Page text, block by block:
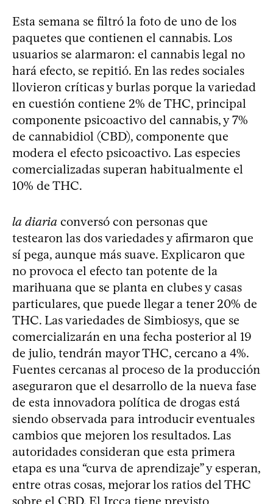
Esta semana se filtró la foto de uno de los
paquetes que contienen el cannabis. Los
usuarios se alarmaron: el cannabis legal no
hará efecto, se repitió. En las redes sociales
llovieron críticas y burlas porque la variedad
en cuestión contiene 2% de THC, principal
componente psicoactivo del cannabis, y 7%
de cannabidiol (CBD), componente que
modera el efecto psicoactivo. Las especies
comercializadas superan habitualmente el
10% de THC.
la diaria conversó con personas que
testearon las dos variedades y afirmaron que
sí pega, aunque más suave. Explicaron que
no provoca el efecto tan potente de la
marihuana que se planta en clubes y casas
particulares, que puede llegar a tener 20% de
THC. Las variedades de Simbiosys, que se
comercializarán en una fecha posterior al 19
de julio, tendrán mayor THC, cercano a 4%.
Fuentes cercanas al proceso de la producción
aseguraron que el desarrollo de la nueva fase
de esta innovadora política de drogas está
siendo observada para introducir eventuales
cambios que mejoren los resultados. Las
autoridades consideran que esta primera
etapa es una “curva de aprendizaje” y esperan,
entre otras cosas, mejorar los ratios del THC
sobre el CBD. El Ircca tiene previsto